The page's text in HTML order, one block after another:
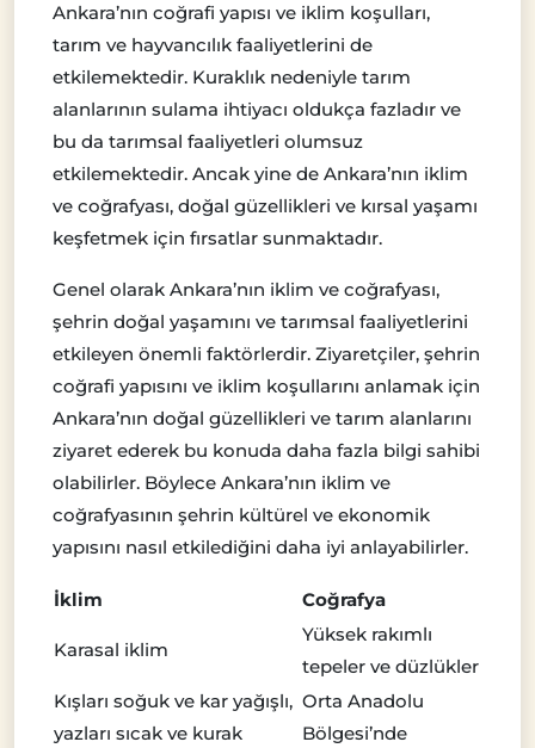
Ankara’nın coğrafi yapısı ve iklim koşulları,
tarım ve hayvancılık faaliyetlerini de
etkilemektedir. Kuraklık nedeniyle tarım
alanlarının sulama ihtiyacı oldukça fazladır ve
bu da tarımsal faaliyetleri olumsuz
etkilemektedir. Ancak yine de Ankara’nın iklim
ve coğrafyası, doğal güzellikleri ve kırsal yaşamı
keşfetmek için fırsatlar sunmaktadır.
Genel olarak Ankara’nın iklim ve coğrafyası,
şehrin doğal yaşamını ve tarımsal faaliyetlerini
etkileyen önemli faktörlerdir. Ziyaretçiler, şehrin
coğrafi yapısını ve iklim koşullarını anlamak için
Ankara’nın doğal güzellikleri ve tarım alanlarını
ziyaret ederek bu konuda daha fazla bilgi sahibi
olabilirler. Böylece Ankara’nın iklim ve
coğrafyasının şehrin kültürel ve ekonomik
yapısını nasıl etkilediğini daha iyi anlayabilirler.
İklim Coğrafya
Karasal iklim
Yüksek rakımlı
tepeler ve düzlükler
Kışları soğuk ve kar yağışlı,
yazları sıcak ve kurak
Orta Anadolu
Bölgesi’nde